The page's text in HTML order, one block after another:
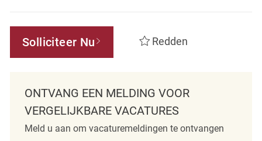
Solliciteer Nu Redden
ONTVANG EEN MELDING VOOR
VERGELIJKBARE VACATURES
Meld u aan om vacaturemeldingen te ontvangen